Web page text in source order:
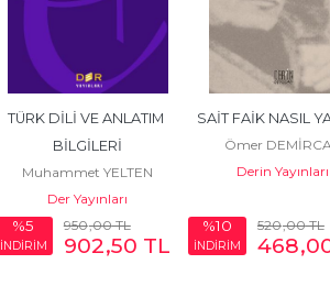
TÜRK DİLİ VE ANLATIM
BİLGİLERİ
Muhammet YELTEN
Der Yayınları
%5
İNDİRİM
950,00TL
902,50 TL
SAİT FAİK NASIL
Ömer
Derin Yayınları
%10
İNDİRİM
520,00TL
468